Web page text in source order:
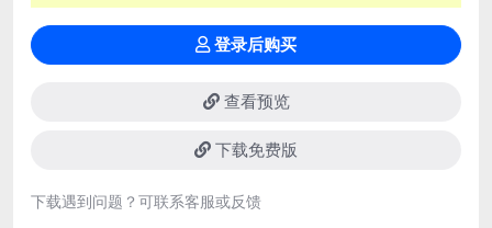
登录后购买
查看预览
下载免费版
下载遇到问题？可联系客服或反馈